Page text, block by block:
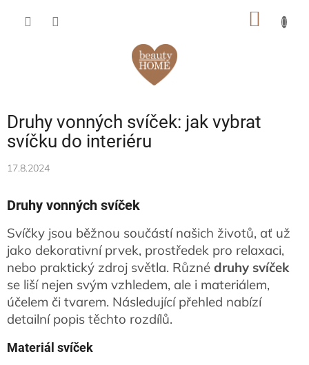
Druhy vonných svíček: jak vybrat
svíčku do interiéru
17.8.2024
Druhy vonných svíček
Svíčky jsou běžnou součástí našich životů, ať už
jako dekorativní prvek, prostředek pro relaxaci,
nebo praktický zdroj světla. Různé druhy svíček
se liší nejen svým vzhledem, ale i materiálem,
účelem či tvarem. Následující přehled nabízí
detailní popis těchto rozdílů.
Materiál svíček